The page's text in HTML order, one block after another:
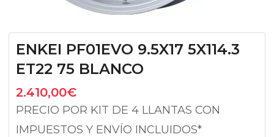
ENKEI PF01EVO 9.5X17 5X114.3
ET22 75 BLANCO
2.410,00€
PRECIO POR KIT DE 4 LLANTAS CON
IMPUESTOS Y ENVÍO INCLUIDOS*